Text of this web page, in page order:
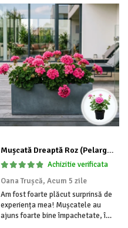
Mușcată Dreaptă Roz (Pelargonium Zonale)
Achizitie verificata
Oana Trușcă, Acum 5 zile
Am fost foarte plăcut surprinsă de
experiența mea! Mușcatele au
ajuns foarte bine împachetate, în